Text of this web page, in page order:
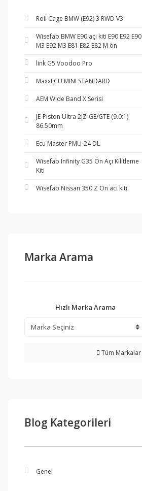
Roll Cage BMW (E92) 3 RWD V3
Wisefab BMW E90 açı kiti E90 E92 E90
M3 E92 M3 E81 E82 E82 M ön
link G5 Voodoo Pro
MaxxECU MINI STANDARD
AEM Wide Band X Serisi
JE-Piston Ultra 2JZ-GE/GTE (9.0:1)
86.50mm
Ecu Master PMU-24 DL
Wisefab Infinity G35 Ön Açı Kilitleme
Kiti
Wisefab Nissan 350 Z On aci kiti
Marka Arama
Hızlı Marka Arama
Tüm Markalar
Blog Kategorileri
Genel